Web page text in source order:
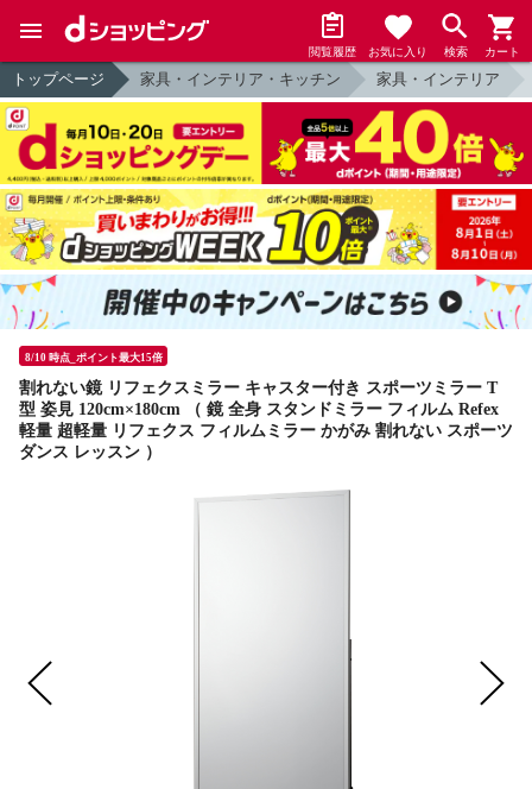
閲覧履歴 お気に入り 検索 カート
トップページ 家具・インテリア・キッチン 家具・インテリア
8/10 時点_ポイント最大15倍
割れない鏡 リフェクスミラー キャスター付き スポーツミラー T
型 姿見 120cm×180cm （ 鏡 全身 スタンドミラー フィルム Refex
軽量 超軽量 リフェクス フィルムミラー かがみ 割れない スポーツ
ダンス レッスン ）